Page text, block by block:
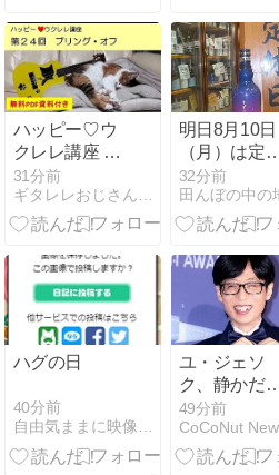
& THAT』輸入
盤販売開始
ハッピー♡ウ
クレレ講座 第
24回 プリン
グ・オフ
31分前
明日8月10日
（月）は定
日です クラフ
トジン ナイ
トラベラー
32分前
ハグの日
40分前
ユ・ジェソ
ク、静かだ
思ったら…
「おめでた
が舞い込ん
49分前
CoCoNut